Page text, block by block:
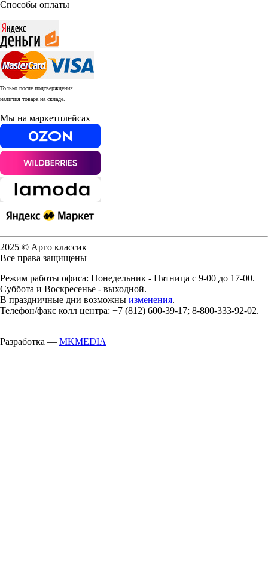
Способы оплаты
Только после подтверждения
наличия товара на складе.
Мы на маркетплейсах
2025 © Арго классик
Все права защищены
Режим работы офиса: Понедельник - Пятница с 9-00 до 17-00.
Суббота и Воскресенье - выходной.
В праздничные дни возможны изменения.
Телефон/факс колл центра: +7 (812) 600-39-17; 8-800-333-92-02.
Разработка — MKMEDIA